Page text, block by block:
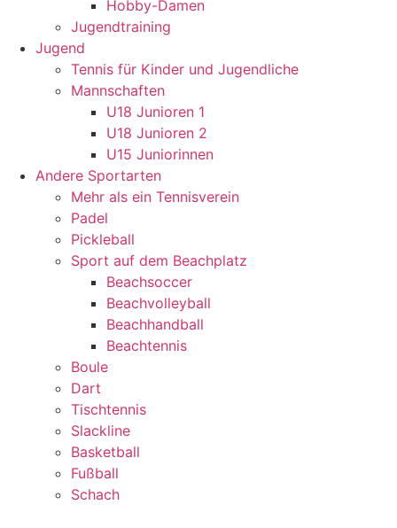
Hobby-Damen
Jugendtraining
Jugend
Tennis für Kinder und Jugendliche
Mannschaften
U18 Junioren 1
U18 Junioren 2
U15 Juniorinnen
Andere Sportarten
Mehr als ein Tennisverein
Padel
Pickleball
Sport auf dem Beachplatz
Beachsoccer
Beachvolleyball
Beachhandball
Beachtennis
Boule
Dart
Tischtennis
Slackline
Basketball
Fußball
Schach